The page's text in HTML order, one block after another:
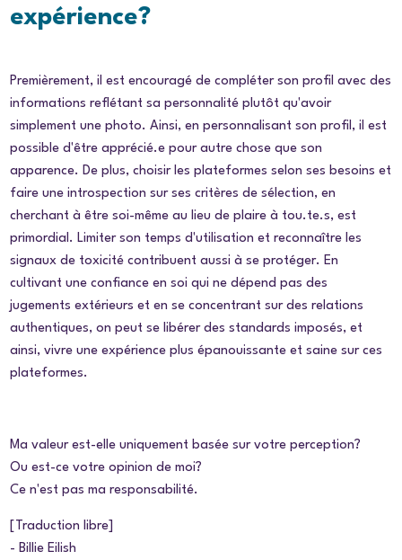
expérience?
Premièrement, il est encouragé de compléter son profil avec des
informations reflétant sa personnalité plutôt qu'avoir
simplement une photo. Ainsi, en personnalisant son profil, il est
possible d'être apprécié.e pour autre chose que son
apparence. De plus, choisir les plateformes selon ses besoins et
faire une introspection sur ses critères de sélection, en
cherchant à être soi-même au lieu de plaire à tou.te.s, est
primordial. Limiter son temps d'utilisation et reconnaître les
signaux de toxicité contribuent aussi à se protéger. En
cultivant une confiance en soi qui ne dépend pas des
jugements extérieurs et en se concentrant sur des relations
authentiques, on peut se libérer des standards imposés, et
ainsi, vivre une expérience plus épanouissante et saine sur ces
plateformes.
Ma valeur est-elle uniquement basée sur votre perception?
Ou est-ce votre opinion de moi?
Ce n'est pas ma responsabilité.
[Traduction libre]
- Billie Eilish